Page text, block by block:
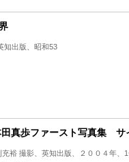
知出版、昭和53
真歩ファースト写真集 サ
充裕 撮影、英知出版、２００４年、1